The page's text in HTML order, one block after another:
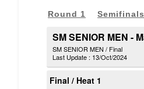
Round 1 Semifinals